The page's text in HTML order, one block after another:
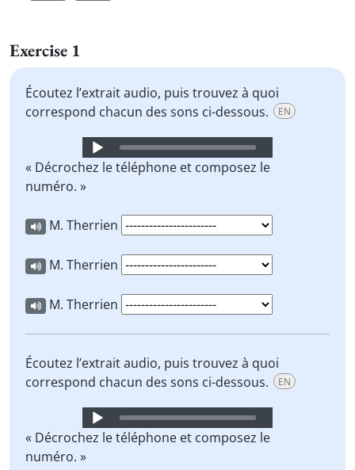
Exercise 1
Écoutez l’extrait audio, puis trouvez à quoi
correspond chacun des sons ci-dessous.
EN
Audio
Player
« Décrochez le téléphone et composez le
numéro. »
M. Therrien
M. Therrien
M. Therrien
Écoutez l’extrait audio, puis trouvez à quoi
correspond chacun des sons ci-dessous.
EN
Audio
Player
« Décrochez le téléphone et composez le
numéro. »